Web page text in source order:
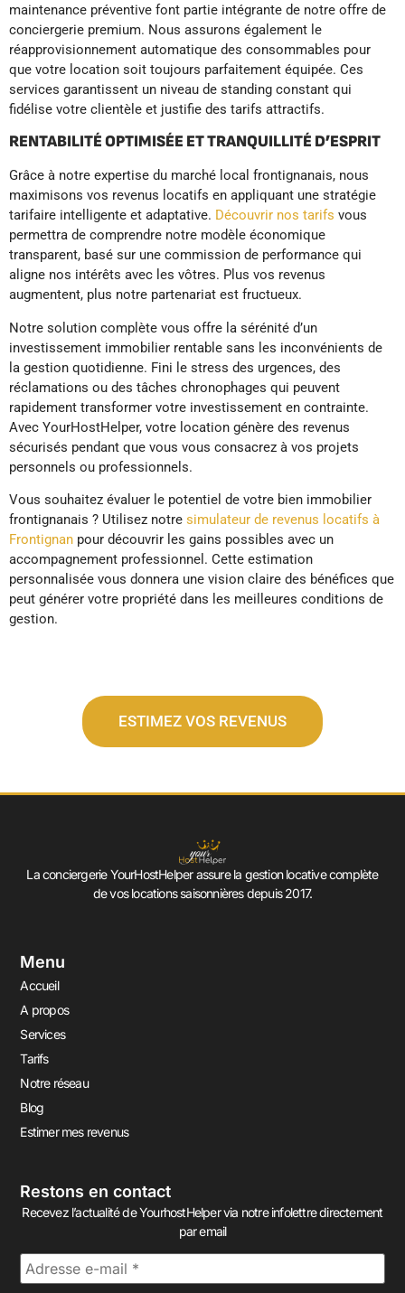
maintenance préventive font partie intégrante de notre offre de
conciergerie premium. Nous assurons également le
réapprovisionnement automatique des consommables pour
que votre location soit toujours parfaitement équipée. Ces
services garantissent un niveau de standing constant qui
fidélise votre clientèle et justifie des tarifs attractifs.
RENTABILITÉ OPTIMISÉE ET TRANQUILLITÉ D’ESPRIT
Grâce à notre expertise du marché local frontignanais, nous
maximisons vos revenus locatifs en appliquant une stratégie
tarifaire intelligente et adaptative. Découvrir nos tarifs vous
permettra de comprendre notre modèle économique
transparent, basé sur une commission de performance qui
aligne nos intérêts avec les vôtres. Plus vos revenus
augmentent, plus notre partenariat est fructueux.
Notre solution complète vous offre la sérénité d’un
investissement immobilier rentable sans les inconvénients de
la gestion quotidienne. Fini le stress des urgences, des
réclamations ou des tâches chronophages qui peuvent
rapidement transformer votre investissement en contrainte.
Avec YourHostHelper, votre location génère des revenus
sécurisés pendant que vous vous consacrez à vos projets
personnels ou professionnels.
Vous souhaitez évaluer le potentiel de votre bien immobilier
frontignanais ? Utilisez notre simulateur de revenus locatifs à
Frontignan pour découvrir les gains possibles avec un
accompagnement professionnel. Cette estimation
personnalisée vous donnera une vision claire des bénéfices que
peut générer votre propriété dans les meilleures conditions de
gestion.
ESTIMEZ VOS REVENUS
La conciergerie YourHostHelper assure la gestion locative complète
de vos locations saisonnières depuis 2017.
Menu
Accueil
A propos
Services
Tarifs
Notre réseau
Blog
Estimer mes revenus
Restons en contact
Recevez l’actualité de YourhostHelper via notre infolettre directement
par email